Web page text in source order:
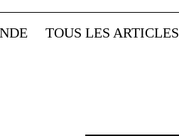
TOUS LES ARTICLES